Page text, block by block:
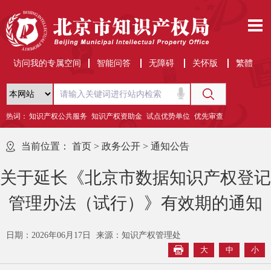
访问我的专属空间 智能问答 无障碍 关怀版 繁體
热词： 知识产权公共服务 知识产权资助金 试点优势单位 优先审查
当前位置： 首页 > 政务公开 > 通知公告
关于延长《北京市数据知识产权登记
管理办法（试行）》有效期的通知
日期：2026年06月17日
来源：知识产权管理处
大
中 小